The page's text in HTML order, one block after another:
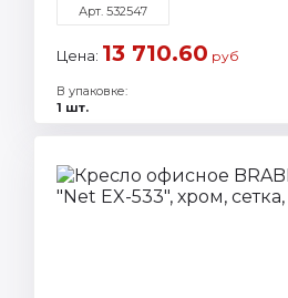
Арт. 532547
Цена: 13 710.60 руб
В упаковке:
1 шт.